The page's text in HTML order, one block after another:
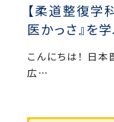
【柔道整復学
医かっさ』を学
こんにちは！ 日
広…